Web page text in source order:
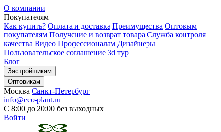
О компании
Покупателям
Как купить? Оплата и доставка Преимущества Оптовым
покупателям Получение и возврат товара Служба контроля
качества Видео Профессионалам Дизайнеры
Пользовательское соглашение 3d тур
Блог
Застройщикам
Оптовикам
Москва Санкт-Петербург
info@eco-plant.ru
С 8:00 до 20:00 без выходных
Войти